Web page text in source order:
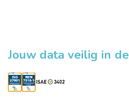
Jouw data veilig in